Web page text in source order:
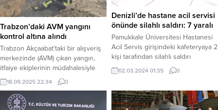
Trabzon’daki AVM yangını
kontrol altına alındı
Trabzon Akçaabat’taki bir alışveriş
merkezinde (AVM) çıkan yangın,
itfaiye ekiplerinin müdahalesiyle
tamamen söndürüldü. Haber
Merkezi – Trabzon’un Akçaabat
ilçesi Darıca Mahallesi’nde bulunan
bir alışveriş merkezinde sabah
18.09.2025 22:34 0
Denizli’de hastane acil servisi
önünde silahlı saldırı: 7 yaralı
Pamukkale Üniversitesi Hastanesi
Acil Servis girişindeki kafeteryaya 2
kişi tarafından silahlı saldırı
düzenlendi. Saldırıda ilk
belirlemelere göre 7 kişi yaralandı,
16.45 sıralarında Pamukkale
Üniversitesi Hastanesi Acil Servis
02.03.2024 01:35 0